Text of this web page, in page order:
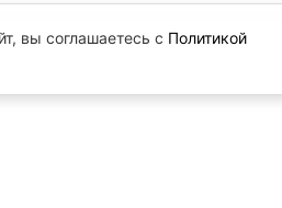
вы соглашаетесь с Политикой